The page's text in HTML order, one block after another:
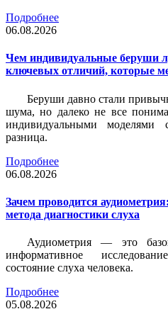
Подробнее
06.08.2026
Чем индивидуальные беруши
ключевых отличий, которые
Беруши давно стали
шума, но далеко не все
индивидуальными моделями
разница.
Подробнее
06.08.2026
Зачем проводится
метода диагностики слуха
Аудиометрия — это
информативное
состояние слуха человека.
Подробнее
05.08.2026